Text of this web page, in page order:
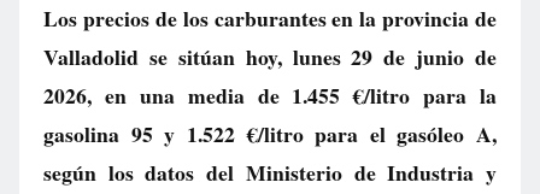
Los precios de los carburantes en la provincia de
Valladolid se sitúan hoy, lunes 29 de junio de
2026, en una media de 1.455 €/litro para la
gasolina 95 y 1.522 €/litropara el gasóleo A,
según los datos del Ministerio de Industria y